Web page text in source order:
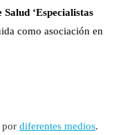
‘Especialistas
como asociación en
por diferentes medios.